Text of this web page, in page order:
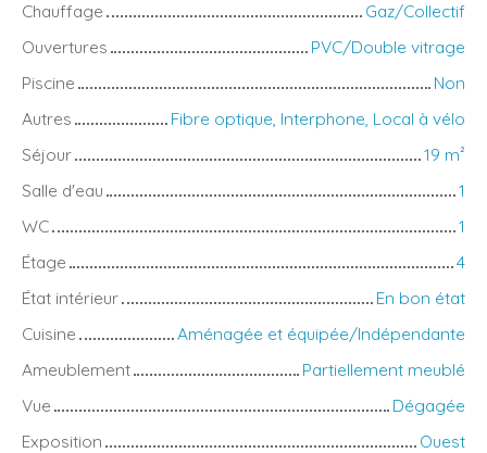
Chauffage
Gaz/Collectif
Ouvertures
PVC/Double vitrage
Piscine
Non
Autres
Fibre optique, Interphone, Local à vélo
Séjour
19 m²
Salle d'eau
1
WC
1
Étage
4
État intérieur
En bon état
Cuisine
Aménagée et équipée/Indépendante
Ameublement
Partiellement meublé
Vue
Dégagée
Exposition
Ouest